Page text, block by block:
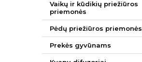
Vaikų ir kūdikių priežiūros
priemonės
Pėdų priežiūros priemonės
Prekės gyvūnams